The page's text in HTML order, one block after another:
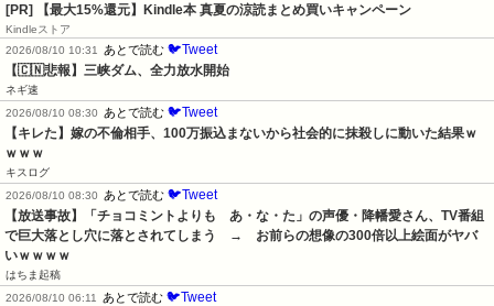
[PR] 【最大15%還元】Kindle本 真夏の涼読まとめ買いキャンペーン
Kindleストア
2026/08/10 10:31
あとで読む 🐦Tweet
【🇨🇳悲報】三峡ダム、全力放水開始
ネギ速
2026/08/10 08:30
あとで読む 🐦Tweet
【キレた】嫁の不倫相手、100万振込まないから社会的に抹殺しに動いた結果ｗ
ｗｗｗ
キスログ
2026/08/10 08:30
あとで読む 🐦Tweet
【放送事故】「チョコミントよりも　あ・な・た」の声優・降幡愛さん、TV番組
で巨大落とし穴に落とされてしまう　→　お前らの想像の300倍以上絵面がヤバ
いｗｗｗｗ
はちま起稿
2026/08/10 06:11
あとで読む 🐦Tweet